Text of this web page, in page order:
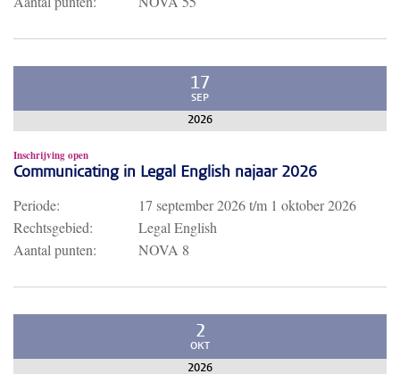
17
SEP
2026
Inschrijving open
Communicating in Legal English najaar 2026
Periode: 17 september 2026t/m 1 oktober 2026
Rechtsgebied:
Legal English
Aantal punten:
NOVA 8
2
OKT
2026